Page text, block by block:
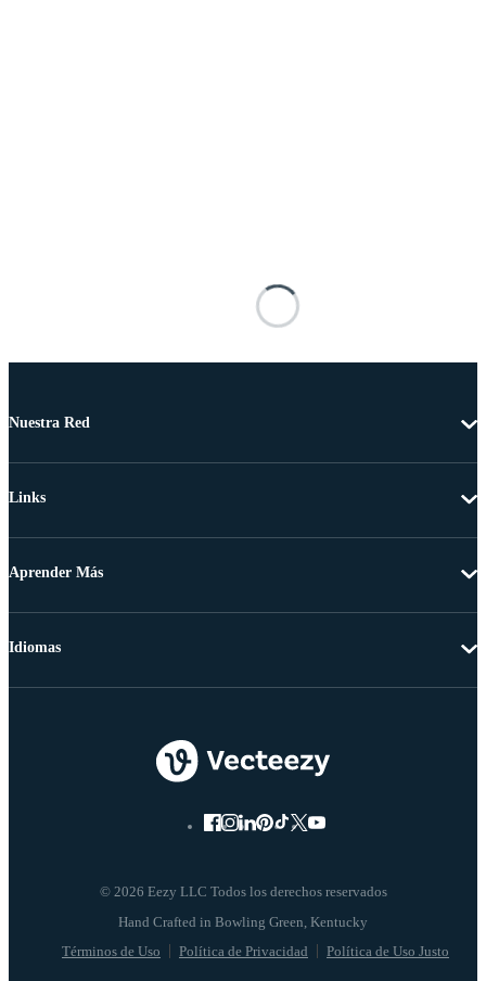
Nuestra Red
Links
Aprender Más
© 2026 Eezy LLC Todos los derechos reservados
Términos de Uso Política de Privacidad Política de Uso Justo
Idiomas